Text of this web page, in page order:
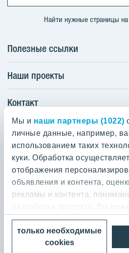
Мы и наши партнеры (1022)
личные данные, например,
использованием таких
куки. Обработка
отображения
объявления и контента,
рекламы и контента,
разработки продукта. Вы
может использовать ваши
целей.
только необходимые
cookies
Найти нужные страницы
Полезные ссылки
O nás
Prečo bývať s nami
Udržateľnosť máme v DNA
Starostlivosť o zákazníkov
Financovanie
Služba Starý za nový
Služba zariadenia bytu
Novinky a médiá
Kariéra
Kontakt
Наши проекты
Družstevné bývanie
NUPPU
ZWIRN
ROZETA
MLYNÁRKA
ZWIRN OFFICE
Pradiareň 1900
Контакт
Svätoplukova II. 18892/2A
Bratislava - mestská časť Ružinov 821 08
Slovakia
0800 800 474
info@yit.sk
Политика
© 2026 YIT